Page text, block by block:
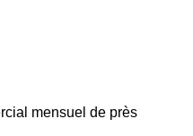
mensuel de près